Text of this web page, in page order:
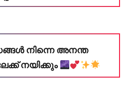
നിന്നെ അനന്ത
നയിക്കും